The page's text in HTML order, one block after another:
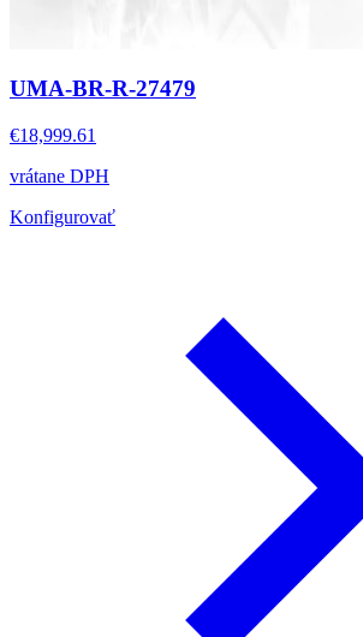
UMA-BR-R-27479
€18,999.61
vrátane DPH
Konfigurovať